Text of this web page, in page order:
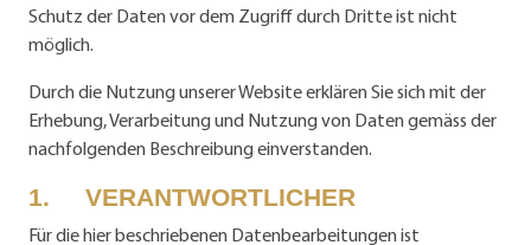
Schutz der Daten vor dem Zugriff durch Dritte ist nicht
möglich.
Durch die Nutzung unserer Website erklären Sie sich mit der
Erhebung, Verarbeitung und Nutzung von Daten gemäss der
nachfolgenden Beschreibung einverstanden.
1. VERANTWORTLICHER
Für die hier beschriebenen Datenbearbeitungen ist